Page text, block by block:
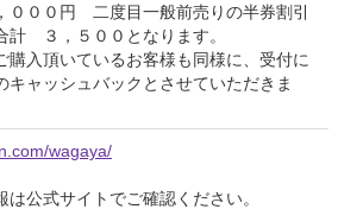
０００円 二度目一般前売りの半券割引
計 ３，５００となります。
購入頂いているお客様も同様に、受付に
キャッシュバックとさせていただきま
wagaya/
公式サイトでご確認ください。